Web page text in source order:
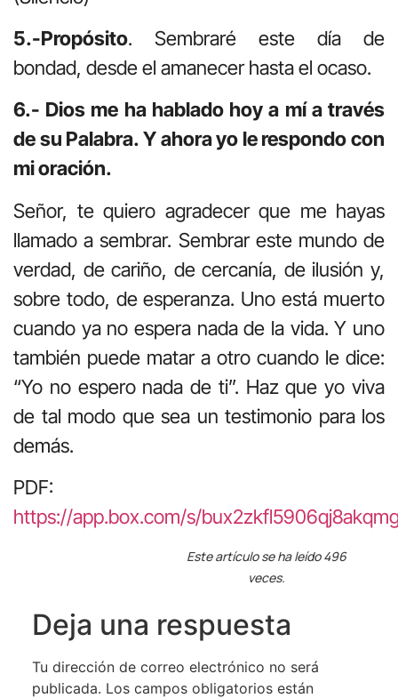
5.-Propósito. Sembraré este día de
bondad, desde el amanecer hasta el ocaso.
6.- Dios me ha hablado hoy a mí a través
de su Palabra. Y ahora yo le respondo con
mi oración.
Señor, te quiero agradecer que me hayas
llamado a sembrar. Sembrar este mundo de
verdad, de cariño, de cercanía, de ilusión y,
sobre todo, de esperanza. Uno está muerto
cuando ya no espera nada de la vida. Y uno
también puede matar a otro cuando le dice:
“Yo no espero nada de ti”. Haz que yo viva
de tal modo que sea un testimonio para los
demás.
PDF:
https://app.box.com/s/
Este artículo se ha leído 496
veces.
Deja una respuesta
Tu dirección de correo electrónico no será
publicada. Los campos obligatorios están